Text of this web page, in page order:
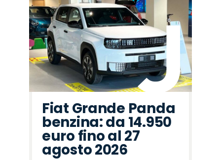
Fiat Grande Panda
benzina: da 14.950
euro fino al 27
agosto 2026